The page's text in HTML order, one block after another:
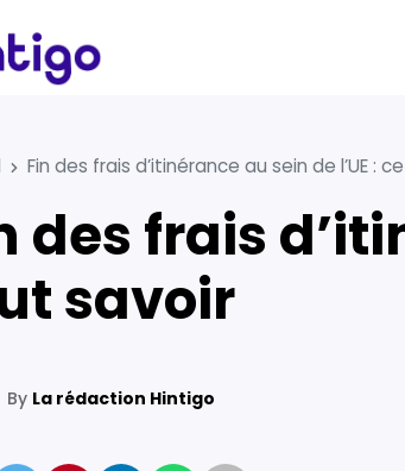
Fin des frais d’itinérance au sein de l’UE :
savoir
By La rédaction Hintigo